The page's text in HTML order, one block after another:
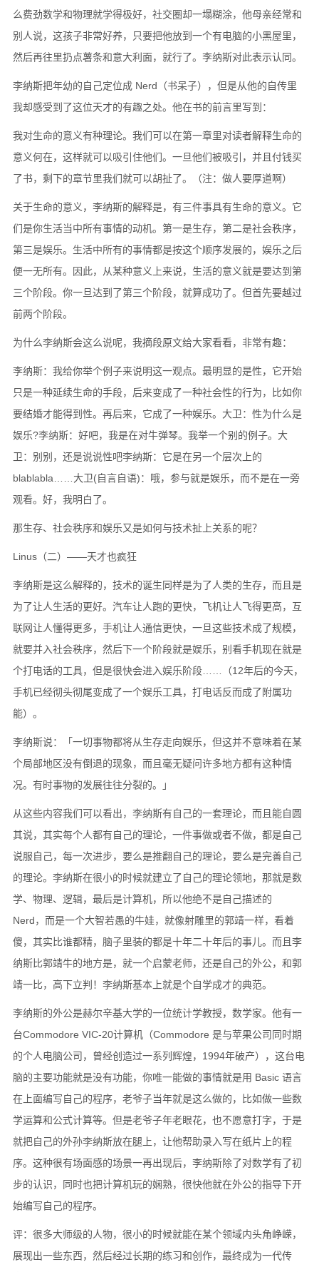
么费劲数学和物理就学得极好，社交圈却一塌糊涂，他母亲经常和
别人说，这孩子非常好养，只要把他放到一个有电脑的小黑屋里，
然后再往里扔点薯条和意大利面，就行了。李纳斯对此表示认同。
李纳斯把年幼的自己定位成 Nerd（书呆子），但是从他的自传里
我却感受到了这位天才的有趣之处。他在书的前言里写到：
我对生命的意义有种理论。我们可以在第一章里对读者解释生命的
意义何在，这样就可以吸引住他们。一旦他们被吸引，并且付钱买
了书，剩下的章节里我们就可以胡扯了。（注：做人要厚道啊）
关于生命的意义，李纳斯的解释是，有三件事具有生命的意义。它
们是你生活当中所有事情的动机。第一是生存，第二是社会秩序，
第三是娱乐。生活中所有的事情都是按这个顺序发展的，娱乐之后
便一无所有。因此，从某种意义上来说，生活的意义就是要达到第
三个阶段。你一旦达到了第三个阶段，就算成功了。但首先要越过
前两个阶段。
为什么李纳斯会这么说呢，我摘段原文给大家看看，非常有趣：
李纳斯：我给你举个例子来说明这一观点。最明显的是性，它开始
只是一种延续生命的手段，后来变成了一种社会性的行为，比如你
要结婚才能得到性。再后来，它成了一种娱乐。大卫：性为什么是
娱乐?李纳斯：好吧，我是在对牛弹琴。我举一个别的例子。大
卫：别别，还是说说性吧李纳斯：它是在另一个层次上的
blablabla……大卫(自言自语)：哦，参与就是娱乐，而不是在一旁
观看。好，我明白了。
那生存、社会秩序和娱乐又是如何与技术扯上关系的呢？
Linus（二）——天才也疯狂
李纳斯是这么解释的，技术的诞生同样是为了人类的生存，而且是
为了让人生活的更好。汽车让人跑的更快，飞机让人飞得更高，互
联网让人懂得更多，手机让人通信更快，一旦这些技术成了规模，
就要并入社会秩序，然后下一个阶段就是娱乐，别看手机现在就是
个打电话的工具，但是很快会进入娱乐阶段……（12年后的今天，
手机已经彻头彻尾变成了一个娱乐工具，打电话反而成了附属功
能）。
李纳斯说：「一切事物都将从生存走向娱乐，但这并不意味着在某
个局部地区没有倒退的现象，而且毫无疑问许多地方都有这种情
况。有时事物的发展往往分裂的。」
从这些内容我们可以看出，李纳斯有自己的一套理论，而且能自圆
其说，其实每个人都有自己的理论，一件事做或者不做，都是自己
说服自己，每一次进步，要么是推翻自己的理论，要么是完善自己
的理论。李纳斯在很小的时候就建立了自己的理论领地，那就是数
学、物理、逻辑，最后是计算机，所以他绝不是自己描述的
Nerd，而是一个大智若愚的牛娃，就像射雕里的郭靖一样，看着
傻，其实比谁都精，脑子里装的都是十年二十年后的事儿。而且李
纳斯比郭靖牛的地方是，就一个启蒙老师，还是自己的外公，和郭
靖一比，高下立判！李纳斯基本上就是个自学成才的典范。
李纳斯的外公是赫尔辛基大学的一位统计学教授，数学家。他有一
台Commodore VIC-20计算机（Commodore 是与苹果公司同时期
的个人电脑公司，曾经创造过一系列辉煌，1994年破产），这台电
脑的主要功能就是没有功能，你唯一能做的事情就是用 Basic 语言
在上面编写自己的程序，老爷子当年就是这么做的，比如做一些数
学运算和公式计算等。但是老爷子年老眼花，也不愿意打字，于是
就把自己的外孙李纳斯放在腿上，让他帮助录入写在纸片上的程
序。这种很有场面感的场景一再出现后，李纳斯除了对数学有了初
步的认识，同时也把计算机玩的娴熟，很快他就在外公的指导下开
始编写自己的程序。
评：很多大师级的人物，很小的时候就能在某个领域内头角峥嵘，
展现出一些东西，然后经过长期的练习和创作，最终成为一代传